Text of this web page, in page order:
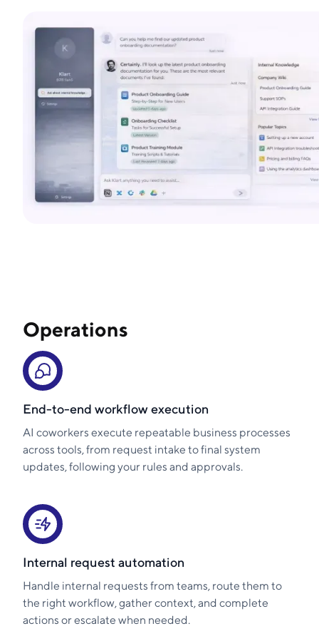
Operations
End-to-end workflow execution
AI coworkers execute repeatable business processes
across tools, from request intake to final system
updates, following your rules and approvals.
Internal request automation
Handle internal requests from teams, route them to
the right workflow, gather context, and complete
actions or escalate when needed.